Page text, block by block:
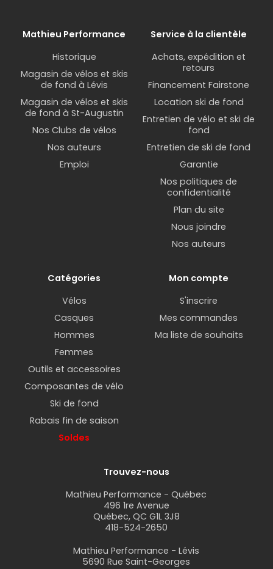
Mathieu Performance
Historique
Magasin de vélos et skis
de fond à Lévis
Magasin de vélos et skis
de fond à St-Augustin
Nos Clubs de vélos
Nos auteurs
Emploi
Service à la clientèle
Achats, expédition et
retours
Financement Fairstone
Location ski de fond
Entretien de vélo et ski de
fond
Entretien de ski de fond
Garantie
Nos politiques de
confidentialité
Plan du site
Nous joindre
Nos auteurs
Catégories
Vélos
Casques
Hommes
Femmes
Outils et accessoires
Composantes de vélo
Ski de fond
Rabais fin de saison
Soldes
Mon compte
S'inscrire
Mes commandes
Ma liste de souhaits
Trouvez-nous
Mathieu Performance - Québec
496 1re Avenue
Québec, QC G1L 3J8
418-524-2650
Mathieu Performance - Lévis
5690 Rue Saint-Georges